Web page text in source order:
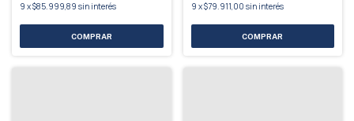
9 x$85.999,89 sin interés 9 x$79.911,00 sin interés